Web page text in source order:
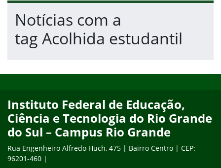
Fim da navegação
Início do conteúdo
Notícias com a
tag Acolhida estudantil
Instituto Federal de Educação,
Ciência e Tecnologia do Rio Grande
do Sul – Campus Rio Grande
Rua Engenheiro Alfredo Huch, 475 | Bairro Centro | CEP:
96201-460 |